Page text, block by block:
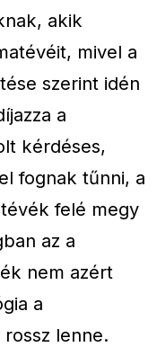
akik
mivel a
szerint idén
a
kérdéses,
fognak tűnni, a
felé megy
az a
nem azért
a
lenne.